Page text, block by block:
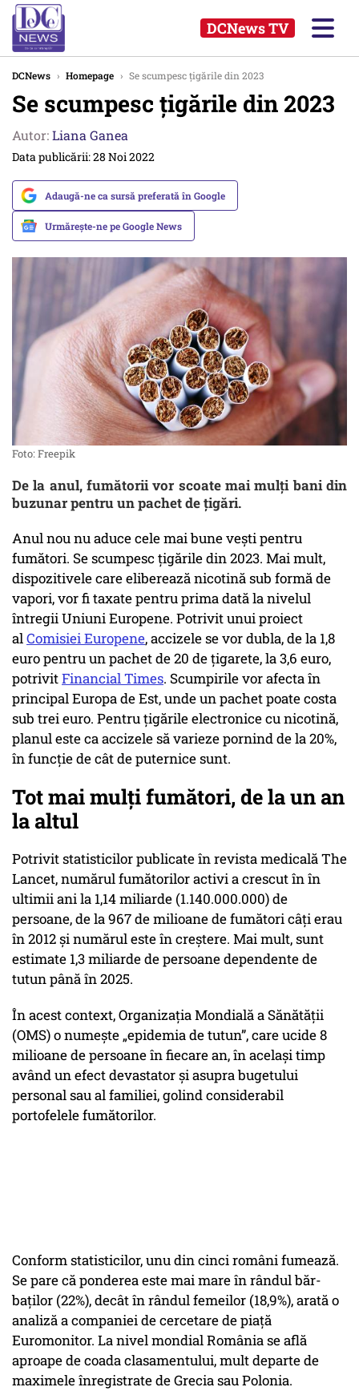
DCNews TV
DCNews › Homepage › Se scumpesc ţigările din 2023
Se scumpesc ţigările din 2023
Autor:Liana Ganea
Data publicării: 28 Noi 2022
Adaugă-ne ca sursă preferată în Google
Urmărește-ne pe Google News
Foto: Freepik
De la anul, fumătorii vor scoate mai mulţi bani din
buzunar pentru un pachet de ţigări.
Anul nou nu aduce cele mai bune veşti pentru
fumători. Se scumpesc ţigările din 2023. Mai mult,
dispozitivele care eliberează nicotină sub formă de
vapori, vor fi taxate pentru prima dată la nivelul
întregii Uniuni Europene. Potrivit unui proiect
alComisiei Europene, accizele se vor dubla, de la 1,8
euro pentru un pachet de 20 de țigarete, la 3,6 euro,
potrivitFinancial Times. Scumpirile vor afecta în
principal Europa de Est, unde un pachet poate costa
sub trei euro. Pentru țigările electronice cu nicotină,
planul este ca accizele să varieze pornind de la 20%,
în funcție de cât de puternice sunt.
Tot mai mulți fumători, de la un an
la altul
Potrivit statisticilor publicate în revista medicală The
Lancet, numărul fumătorilor activi a crescut în în
ultimii ani la 1,14 miliarde (1.140.000.000) de
persoane, de la 967 de milioane de fumători câți erau
în 2012 și numărul este în creștere. Mai mult, sunt
estimate 1,3 miliarde de persoane dependente de
tutun până în 2025.
În acest context, Organizația Mondială a Sănătății
(OMS) o numește „epidemia de tutun”, care ucide 8
milioane de persoane în fiecare an, în același timp
având un efect devastator și asupra bugetului
personal sau al familiei, golind considerabil
portofelele fumătorilor.
Conform statisticilor, unu din cinci români fumează.
Se pare că ponderea este mai mare în rândul băr­
baților (22%), decât în rândul femeilor (18,9%), arată o
analiză a companiei de cercetare de piaţă
Euromonitor. La nivel mondial Ro­mânia se află
aproape de coada clasamentului, mult departe de
maximele înregistrate de Grecia sau Polonia.